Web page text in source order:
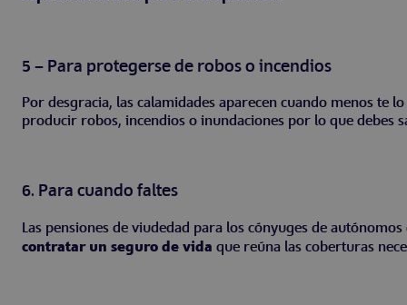
5 – Para protegerse de robos o incendios
Por desgracia, las calamidades aparecen cuando menos te
producir robos, incendios o inundaciones por lo que debes
6. Para cuando faltes
Las pensiones de viudedad para los cónyuges de
contratar un seguro de vida que reúna las coberturas